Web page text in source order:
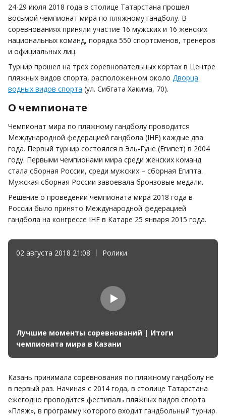
24-29 июля 2018 года в столице Татарстана прошел
восьмой чемпионат мира по пляжному гандболу. В
соревнованиях приняли участие 16 мужских и 16 женских
национальных команд, порядка 550 спортсменов, тренеров
и официальных лиц.
Турнир прошел на трех соревновательных кортах в Центре
пляжных видов спорта, расположенном около Дворца
водных видов спорта (ул. Сибгата Хакима, 70).
О чемпионате
Чемпионат мира по пляжному гандболу проводится
Международной федерацией гандбола (IHF) каждые два
года. Первый турнир состоялся в Эль-Гуне (Египет) в 2004
году. Первыми чемпионами мира среди женских команд
стала сборная России, среди мужских – сборная Египта.
Мужская сборная России завоевала бронзовые медали.
Решение о проведении чемпионата мира 2018 года в
России было принято Международной федерацией
гандбола на конгрессе IHF в Катаре 25 января 2015 года.
02 августа 2018 21:08 Ролики
Лучшие моменты соревнований | Итоги
чемпионата мира в Казани
Казань принимала соревнования по пляжному гандболу не
в первый раз. Начиная с 2014 года, в столице Татарстана
ежегодно проводится фестиваль пляжных видов спорта
«Пляж», в программу которого входит гандбольный турнир.